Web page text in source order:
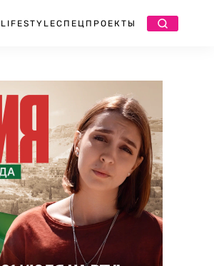
LIFESTYLEСПЕЦПРОЕКТЫ